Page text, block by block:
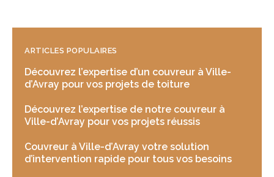
ARTICLES POPULAIRES
Découvrez l’expertise d’un couvreur à Ville-
d’Avray pour vos projets de toiture
Découvrez l’expertise de notre couvreur à
Ville-d’Avray pour vos projets réussis
Couvreur à Ville-d’Avray votre solution
d’intervention rapide pour tous vos besoins